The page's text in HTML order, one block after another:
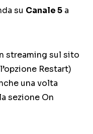
su Canale 5 a
streaming sul sito
Restart)
una volta
sezione On